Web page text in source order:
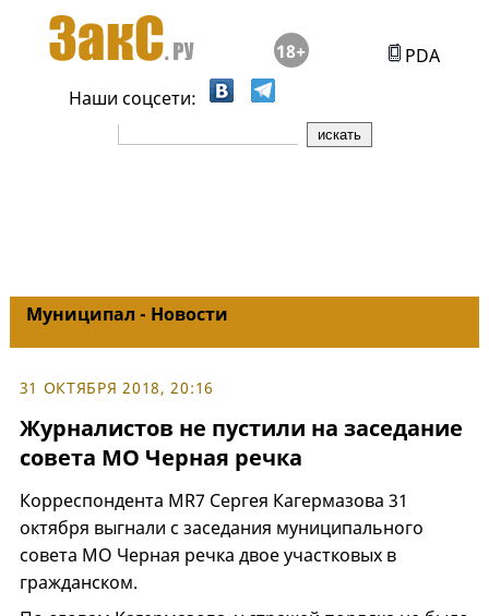
18+
PDA
Наши соцсети:
Муниципал - Новости
31 ОКТЯБРЯ 2018, 20:16
Журналистов не пустили на заседание
совета МО Черная речка
Корреспондента MR7 Сергея Кагермазова 31
октября выгнали с заседания муниципального
совета МО Черная речка двое участковых в
гражданском.